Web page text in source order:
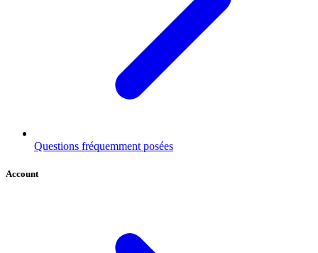
Questions fréquemment posées
Account